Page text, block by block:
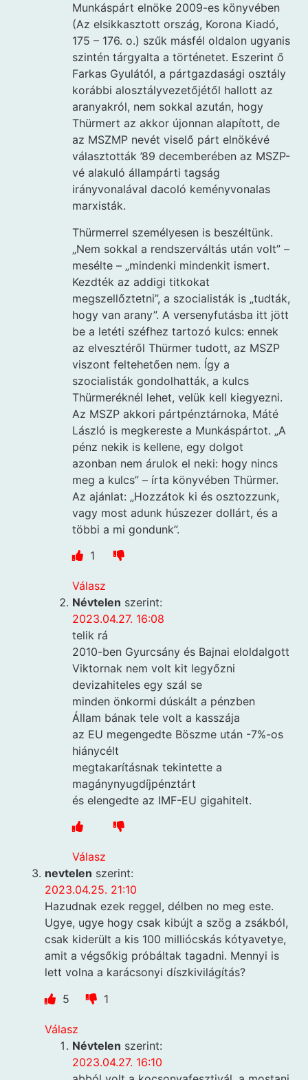
Munkáspárt elnöke 2009-es könyvében
(Az elsikkasztott ország, Korona Kiadó,
175 – 176. o.) szűk másfél oldalon ugyanis
szintén tárgyalta a történetet. Eszerint ő
Farkas Gyulától, a pártgazdasági osztály
korábbi alosztályvezetőjétől hallott az
aranyakról, nem sokkal azután, hogy
Thürmert az akkor újonnan alapított, de
az MSZMP nevét viselő párt elnökévé
választották ’89 decemberében az MSZP-
vé alakuló állampárti tagság
irányvonalával dacoló keményvonalas
marxisták.
Thürmerrel személyesen is beszéltünk.
„Nem sokkal a rendszerváltás után volt” –
mesélte – „mindenki mindenkit ismert.
Kezdték az addigi titkokat
megszellőztetni”, a szocialisták is „tudták,
hogy van arany”. A versenyfutásba itt jött
be a letéti széfhez tartozó kulcs: ennek
az elvesztéről Thürmer tudott, az MSZP
viszont feltehetően nem. Így a
szocialisták gondolhatták, a kulcs
Thürmeréknél lehet, velük kell kiegyezni.
Az MSZP akkori pártpénztárnoka, Máté
László is megkereste a Munkáspártot. „A
pénz nekik is kellene, egy dolgot
azonban nem árulok el neki: hogy nincs
meg a kulcs” – írta könyvében Thürmer.
Az ajánlat: „Hozzátok ki és osztozzunk,
vagy most adunk húszezer dollárt, és a
többi a mi gondunk”.
1
Válasz
Névtelen szerint:
2023.04.27. 16:08
telik rá
2010-ben Gyurcsány és Bajnai eloldalgott
Viktornak nem volt kit legyőzni
devizahiteles egy szál se
minden önkormi dúskált a pénzben
Állam bának tele volt a kasszája
az EU megengedte Böszme után -7%-os
hiánycélt
megtakarításnak tekintette a
magánynyugdíjpénztárt
és elengedte az IMF-EU gigahitelt.
Válasz
nevtelen szerint:
2023.04.25. 21:10
Hazudnak ezek reggel, délben no meg este.
Ugye, ugye hogy csak kibújt a szög a zsákból,
csak kiderült a kis 100 milliócskás kótyavetye,
amit a végsőkig próbáltak tagadni. Mennyi is
lett volna a karácsonyi díszkivilágítás?
5
1
Válasz
Névtelen szerint:
2023.04.27. 16:10